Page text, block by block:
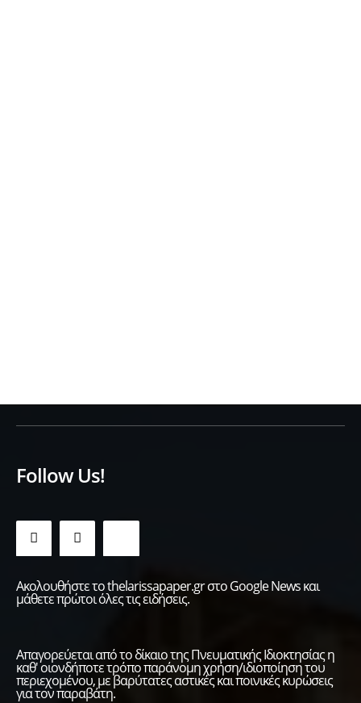
Follow Us!
Ακολουθήστε το thelarissapaper.gr στο Google News και
μάθετε πρώτοι όλες τις ειδήσεις.
Απαγορεύεται από το δίκαιο της Πνευματικής Ιδιοκτησίας η
καθ' οιονδήποτε τρόπο παράνομη χρήση/ιδιοποίηση του
περιεχομένου, με βαρύτατες αστικές και ποινικές κυρώσεις
για τον παραβάτη.